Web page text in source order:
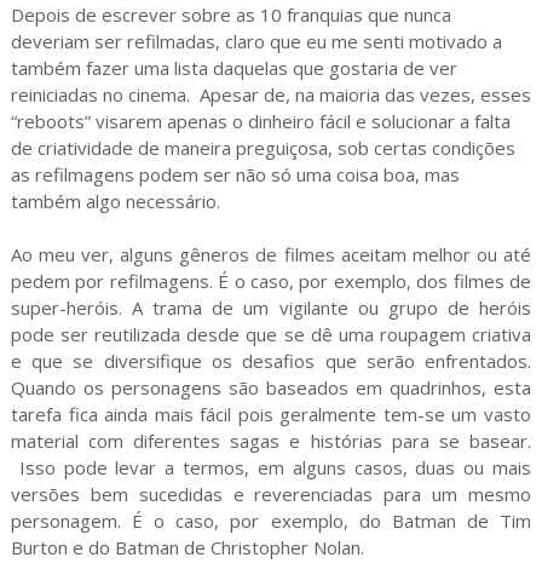
Depois de escrever sobre as 10 franquias que nunca
deveriam ser refilmadas, claro que eu me senti motivado a
também fazer uma lista daquelas que gostaria de ver
reiniciadas no cinema. Apesar de, na maioria das vezes, esses
“reboots” visarem apenas o dinheiro fácil e solucionar a falta
de criatividade de maneira preguiçosa, sob certas condições
as refilmagens podem ser não só uma coisa boa, mas
também algo necessário.
Ao meu ver, alguns gêneros de filmes aceitam melhor ou até
pedem por refilmagens. É o caso, por exemplo, dos filmes de
super-heróis. A trama de um vigilante ou grupo de heróis
pode ser reutilizada desde que se dê uma roupagem criativa
e que se diversifique os desafios que serão enfrentados.
Quando os personagens são baseados em quadrinhos, esta
tarefa fica ainda mais fácil pois geralmente tem-se um vasto
material com diferentes sagas e histórias para se basear.
Isso pode levar a termos, em alguns casos, duas ou mais
versões bem sucedidas e reverenciadas para um mesmo
personagem. É o caso, por exemplo, do Batman de Tim
Burton e do Batman de Christopher Nolan.